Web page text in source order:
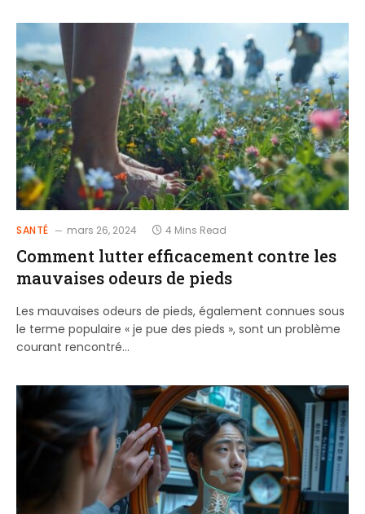
SANTÉ mars 26, 2024 4 Mins Read
Comment lutter efficacement contre les
mauvaises odeurs de pieds
Les mauvaises odeurs de pieds, également connues sous
le terme populaire « je pue des pieds », sont un problème
courant rencontré…